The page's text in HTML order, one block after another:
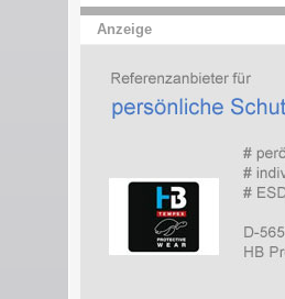
Anzeige